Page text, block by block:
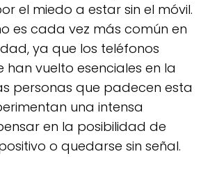
el miedo a estar sin el móvil.
es cada vez más común en
ya que los teléfonos
han vuelto esenciales en la
personas que padecen esta
una intensa
en la posibilidad de
o quedarse sin señal.